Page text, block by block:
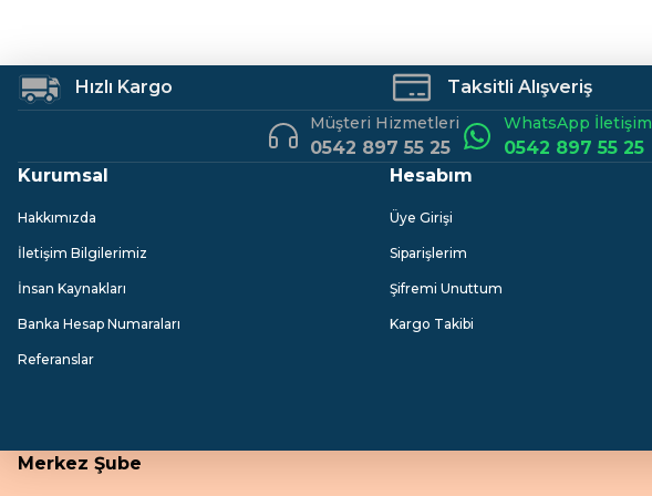
Hızlı Kargo Taksitli Alışveriş
Müşteri Hizmetleri
0542 897 55 25
WhatsApp İletişim
0542 897 55 25
Kurumsal
Hakkımızda
İletişim Bilgilerimiz
İnsan Kaynakları
Banka Hesap Numaraları
Referanslar
Hesabım
Üye Girişi
Siparişlerim
Şifremi Unuttum
Kargo Takibi
Merkez Şube